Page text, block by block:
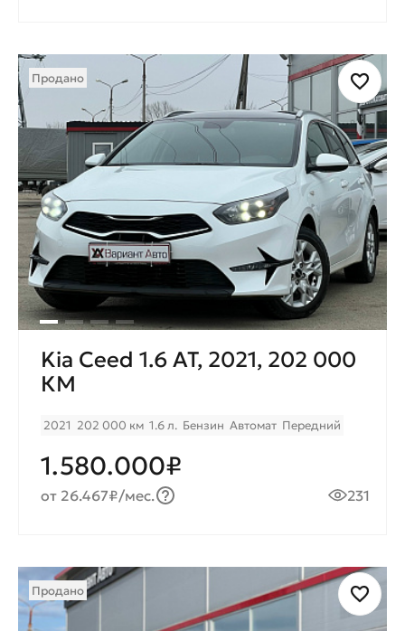
Продано
Kia Ceed 1.6 AT, 2021, 202 000
КМ
2021 202 000 км 1.6 л. Бензин Автомат Передний
1.580.000₽
от 26.467₽/мес. 231
Продано